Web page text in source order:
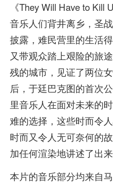
《They Will Have to Kill
音乐人们背井离乡，圣
披露，难民营里的生活
又带观众踏上艰险的旅
残的城市，见证了两位
后，于廷巴克图的首次
里音乐人在面对未来的
难的选择，这些时而令
时而又令人无可奈何的
加任何渲染地讲述了出
本片的音乐部分均来自